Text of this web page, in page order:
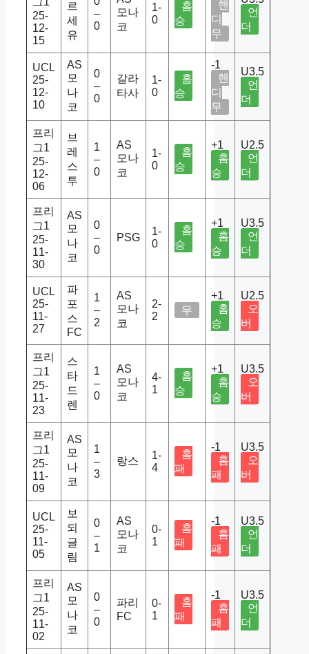
25-
12-
15
르
세
유
–
0
모나
코
1-
0
홈
승
핸
디
무
언
더
UCL
25-
12-
10
AS
모
나
코
0
–
0
갈라
타사
1-
0
홈
승
-1
핸
디
무
U3.5
언
더
프리
그1
25-
12-
06
브
레
스
투
1
–
0
AS
모나
코
1-
0
홈
승
+1
홈
승
U2.5
언
더
프리
그1
25-
11-
30
AS
모
나
코
0
–
0
PSG
1-
0
홈
승
+1
홈
승
U3.5
언
더
UCL
25-
11-
27
파
포
스
FC
1
–
2
AS
모나
코
2-
2
무
+1
홈
승
U2.5
오
버
프리
그1
25-
11-
23
스
타
드
렌
1
–
0
AS
모나
코
4-
1
홈
승
+1
홈
승
U3.5
오
버
프리
그1
25-
11-
09
AS
모
나
코
1
–
3
랑스
1-
4
홈
패
-1
홈
패
U3.5
오
버
UCL
25-
11-
05
보
되
글
림
0
–
1
AS
모나
코
0-
1
홈
패
-1
홈
패
U3.5
언
더
프리
그1
25-
11-
02
AS
모
나
코
0
–
0
파리
FC
0-
1
홈
패
-1
홈
패
U3.5
언
더